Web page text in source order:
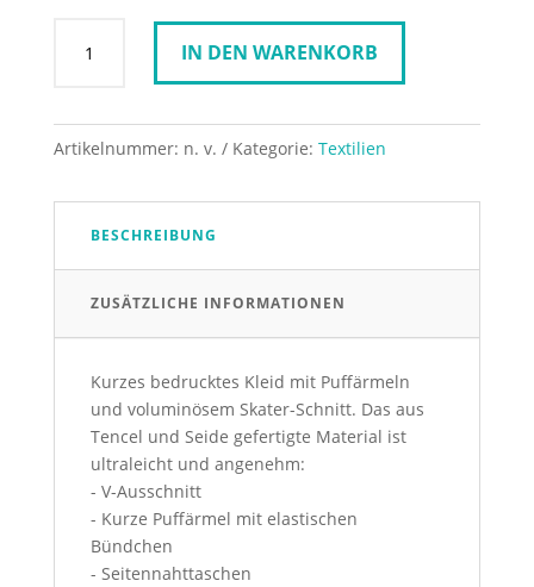
Seide
IN DEN WARENKORB
Artikelnummer: n. v. Kategorie: Textilien
BESCHREIBUNG
ZUSÄTZLICHE INFORMATIONEN
Kurzes bedrucktes Kleid mit Puffärmeln
und voluminösem Skater-Schnitt. Das aus
Tencel und Seide gefertigte Material ist
ultraleicht und angenehm:
- V-Ausschnitt
- Kurze Puffärmel mit elastischen
Bündchen
- Seitennahttaschen